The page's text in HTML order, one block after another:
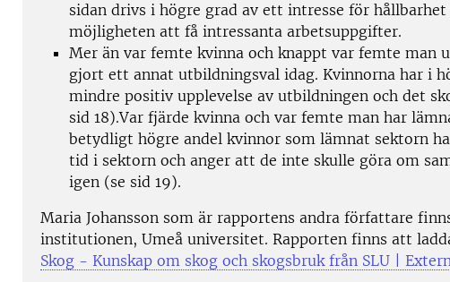
sidan drivs i högre grad av ett intresse för
möjligheten att få intressanta arbetsuppgifter.
Mer än var femte kvinna och knappt var femte man
gjort ett annat utbildningsval idag. Kvinnorna har i
mindre positiv upplevelse av utbildningen och det
sid 18).Var fjärde kvinna och var femte man har
betydligt högre andel kvinnor som lämnat sektorn
tid i sektorn och anger att de inte skulle göra om
igen (se sid 19).
Maria Johansson som är rapportens andra författare
institutionen, Umeå universitet. Rapporten finns att
Skog - Kunskap om skog och skogsbruk från SLU |